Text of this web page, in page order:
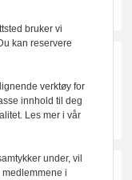
bruker vi
kan reservere
verktøy for
innhold til deg
Les mer i vår
under, vil
i